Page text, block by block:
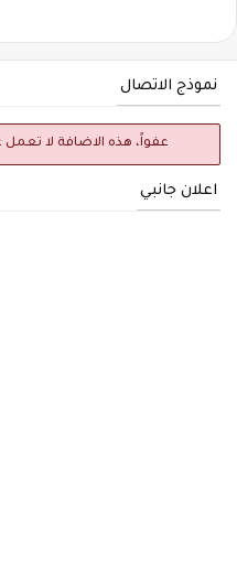
نموذج الاتصال
عفواً، هذه الاضافة لا
اعلان جانبي